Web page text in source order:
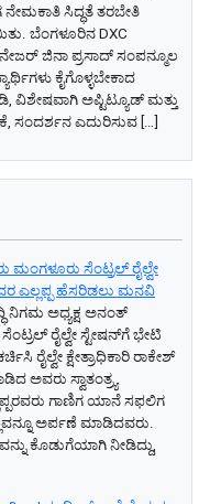
ಸಿದ್ಧತೆ ತರಬೇತಿ
ಬೆಂಗಳೂರಿನ DXC
ಜಿನಾ ಪ್ರಸಾದ್ ಸಂಪನ್ಮೂಲ
ಕೈಗೊಳ್ಳಬೇಕಾದ
ವಿಶೇಷವಾಗಿ ಅಪ್ಟಿಟ್ಯೂಡ್ ಮತ್ತು
ಸಂದರ್ಶನ ಎದುರಿಸುವ […]
ಮಂಗಳೂರು ಸೆಂಟ್ರಲ್‌ ರೈಲ್ವೇ
ಎಲ್ಲಪ್ಪ ಹೆಸರಿಡಲು ಮನವಿ
ನಿಗಮ ಅಧ್ಯಕ್ಷ‌ ಅನಂತ್‌
ರೈಲ್ವೇ ಸ್ಟೇಷನ್‌ಗೆ ಭೇಟಿ
ಕ್ಷೇತ್ರಾಧಿಕಾರಿ ರಾಕೇಶ್‌
ಅವರು ಸ್ವಾತಂತ್ರ್ಯ
ಗಾಣಿಗ ಯಾನೆ ಸಫಲಿಗ
ಅರ್ಪಣೆ ಮಾಡಿದವರು.
ಕೊಡುಗೆಯಾಗಿ ನೀಡಿದ್ದು,